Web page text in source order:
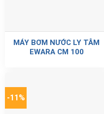
MÁY BƠM NƯỚC LY TÂM
EWARA CM 100
-11%